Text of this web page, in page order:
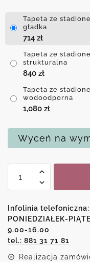
Tapeta ze
gładka
714 zł
Tapeta ze
strukturalna
840 zł
Tapeta ze
wodoodporna
1,080 zł
Wyceń na
Tapeta
stadionem
Infolinia telefoniczna:
PONIEDZIAŁEK-
9.00-16.00
tel.: 881 31 71 81
Realizacja